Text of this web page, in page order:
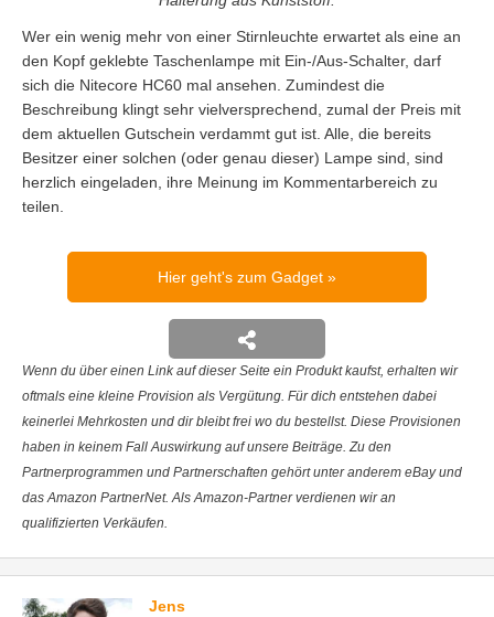
Wer ein wenig mehr von einer Stirnleuchte erwartet als eine an
den Kopf geklebte Taschenlampe mit Ein-/Aus-Schalter, darf
sich die Nitecore HC60 mal ansehen. Zumindest die
Beschreibung klingt sehr vielversprechend, zumal der Preis mit
dem aktuellen Gutschein verdammt gut ist. Alle, die bereits
Besitzer einer solchen (oder genau dieser) Lampe sind, sind
herzlich eingeladen, ihre Meinung im Kommentarbereich zu
teilen.
Hier geht's zum Gadget
Wenn du über einen Link auf dieser Seite ein Produkt kaufst, erhalten wir
oftmals eine kleine Provision als Vergütung. Für dich entstehen dabei
keinerlei Mehrkosten und dir bleibt frei wo du bestellst. Diese Provisionen
haben in keinem Fall Auswirkung auf unsere Beiträge. Zu den
Partnerprogrammen und Partnerschaften gehört unter anderem eBay und
das Amazon PartnerNet. Als Amazon-Partner verdienen wir an
qualifizierten Verkäufen.
Jens